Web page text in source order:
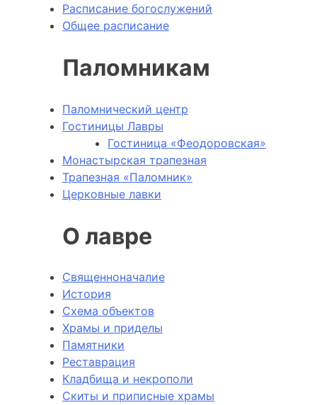
Расписание богослужений
Общее расписание
Паломникам
Паломнический центр
Гостиницы Лавры
Гостиница «Феодоровская»
Монастырская трапезная
Трапезная «Паломник»
Церковные лавки
О лавре
Священноначалие
История
Схема объектов
Храмы и приделы
Памятники
Реставрация
Кладбища и некрополи
Скиты и приписные храмы